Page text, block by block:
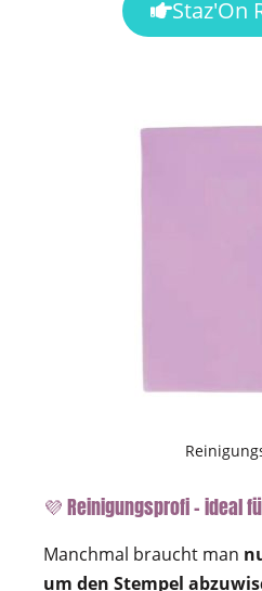
Staz'On
💜 Reinigungsprofi – ideal
Manchmal braucht man
um den Stempel